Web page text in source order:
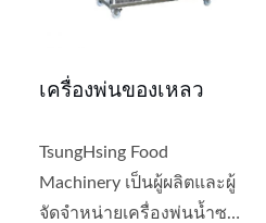
เครื่องพ่นของเหลว
TsungHsing Food
Machinery เป็นผู้ผลิตและผู้
จัดจำหน่ายเครื่องพ่นน้ำซอส